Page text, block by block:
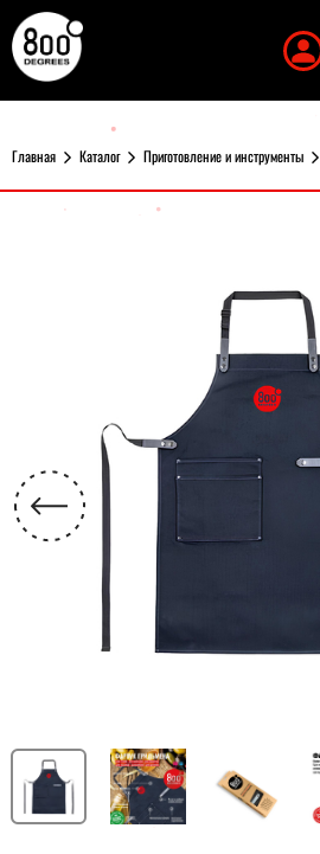
Главная Каталог Приготовление и инструменты